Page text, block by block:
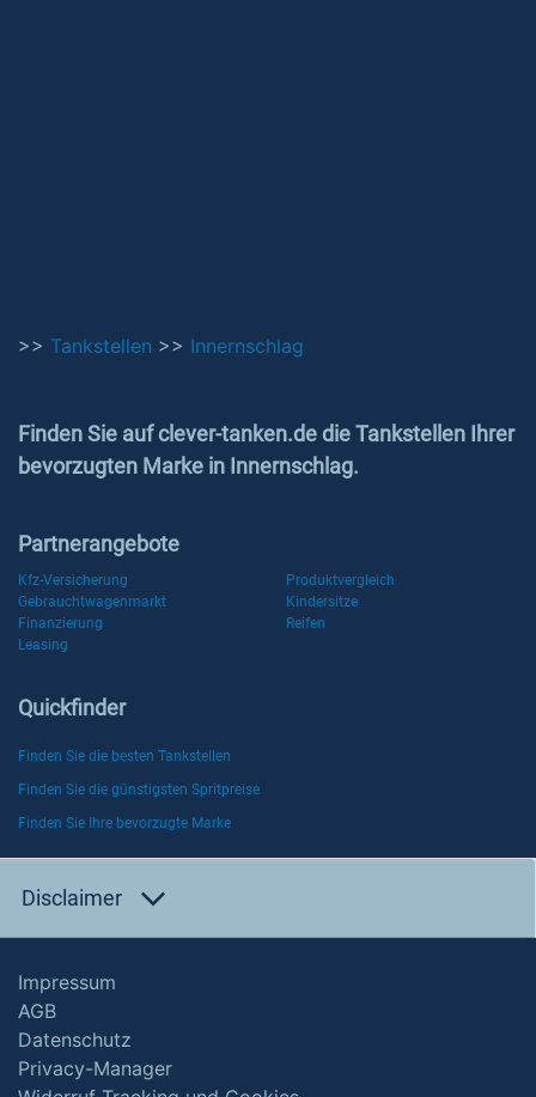
>> Tankstellen >> Innernschlag
Finden Sie auf clever-tanken.de die Tankstellen Ihrer
bevorzugten Marke in Innernschlag.
Partnerangebote
Kfz-Versicherung
Produktvergleich
Gebrauchtwagenmarkt
Kindersitze
Finanzierung
Reifen
Leasing
Quickfinder
Finden Sie die besten Tankstellen
Finden Sie die günstigsten Spritpreise
Finden Sie Ihre bevorzugte Marke
Disclaimer
Impressum
AGB
Datenschutz
Privacy-Manager